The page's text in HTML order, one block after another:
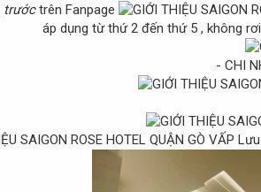
trướctrên Fanpage
áp dụng từ thứ 2 đến thứ 5 , không
- CHI